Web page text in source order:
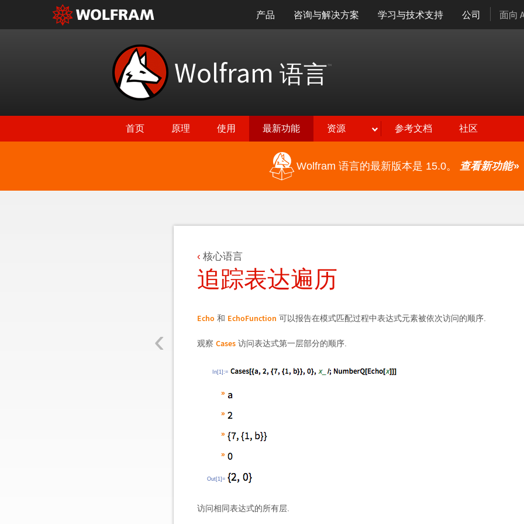
产品 咨询与解决方案 学习与技术支持 公司 面向
Wolfram 语言™
首页 原理 使用 最新功能 资源 参考文档 社区
Wolfram 语言的最新版本是 15.0。 查看新功能»
‹
核心语言
追踪表达遍历
Echo 和 EchoFunction 可以报告在模式匹配过程中表达式元素被依次访问的顺序.
观察 Cases 访问表达式第一层部分的顺序.
In[1]:=
»
»
»
»
Out[1]=
访问相同表达式的所有层.